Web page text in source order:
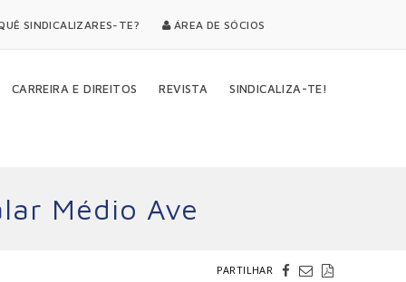
SINDICALIZARES-TE? ÁREA DE SÓCIOS
CARREIRA E DIREITOS REVISTA SINDICALIZA-TE!
Médio Ave
PARTILHAR